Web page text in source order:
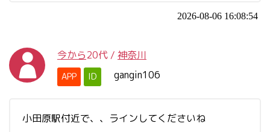
2026-08-06 16:08:54
今から20代 / 神奈川
APP ID gangin106
小田原駅付近で、、ラインしてくださいね